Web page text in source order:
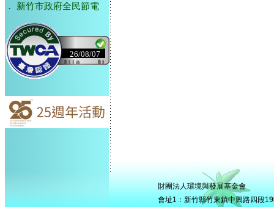
．
新竹市政府全民節電
26/08/07
財團法人環境與發展基金會
會址1：新竹縣竹東鎮中興路四段